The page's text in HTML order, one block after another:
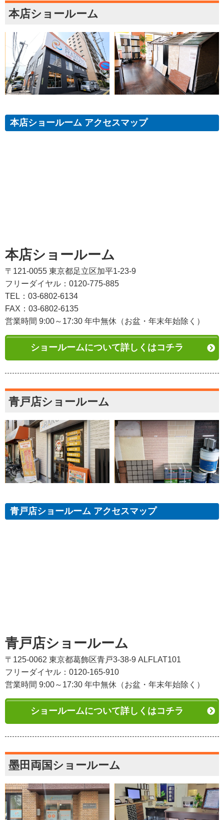
本店ショールーム
本店ショールーム アクセスマップ
本店ショールーム
〒121-0055 東京都足立区加平1-23-9
フリーダイヤル：0120-775-885
TEL：03-6802-6134
FAX：03-6802-6135
営業時間 9:00～17:30 年中無休（お盆・年末年始除く）
ショールームについて詳しくはコチラ
青戸店ショールーム
青戸店ショールーム アクセスマップ
青戸店ショールーム
〒125-0062 東京都葛飾区青戸3-38-9 ALFLAT101
フリーダイヤル：0120-165-910
営業時間 9:00～17:30 年中無休（お盆・年末年始除く）
ショールームについて詳しくはコチラ
墨田両国ショールーム